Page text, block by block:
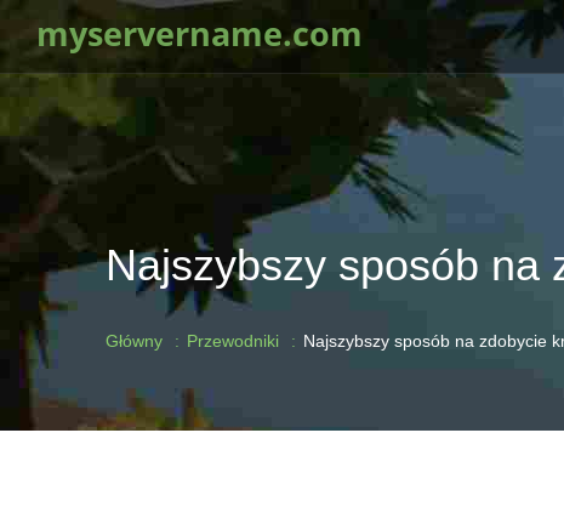
myservername.com
Najszybszy sposób na
Główny Przewodniki Najszybszy sposób na zdobycie